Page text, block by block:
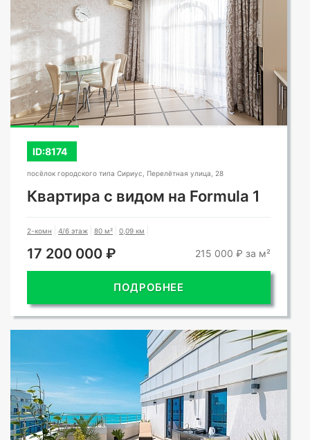
ID:8174
посёлок городского типа Сириус, Перелётная улица, 28
Квартира с видом на Formula 1
2-комн 4/6 этаж 80 м² 0,09 км
17 200 000 ₽ 215 000 ₽ за м²
ПОДРОБНЕЕ